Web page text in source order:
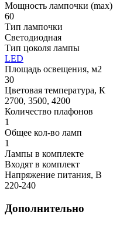
Мощность лампочки (max)
60
Тип лампочки
Светодиодная
Тип цоколя лампы
LED
Площадь освещения, м2
30
Цветовая температура, К
2700, 3500, 4200
Количество плафонов
1
Общее кол-во ламп
1
Лампы в комплекте
Входят в комплект
Напряжение питания, В
220-240
Дополнительно